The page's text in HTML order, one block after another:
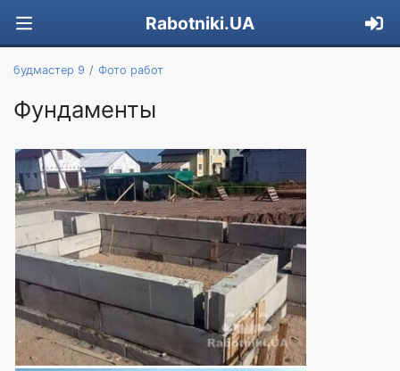
Rabotniki.UA
будмастер 9 Фото работ
Фундаменты